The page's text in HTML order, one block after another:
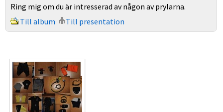
Ring mig om du är intresserad av någon av prylarna.
Till album
Till presentation